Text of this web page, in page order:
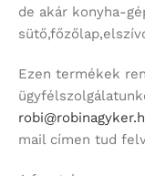
de akár konyha-
Ezen termékek
mail címen tud